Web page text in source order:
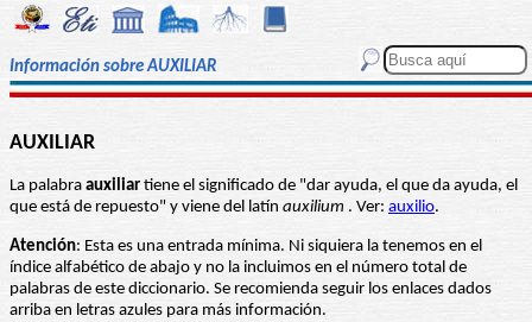
Información sobre AUXILIAR
AUXILIAR
La palabra auxiliar tiene el significado de "dar ayuda, el que da ayuda, el
que está de repuesto" y viene del latín auxilium . Ver: auxilio.
Atención: Esta es una entrada mínima. Ni siquiera la tenemos en el
índice alfabético de abajo y no la incluimos en el número total de
palabras de este diccionario. Se recomienda seguir los enlaces dados
arriba en letras azules para más información.